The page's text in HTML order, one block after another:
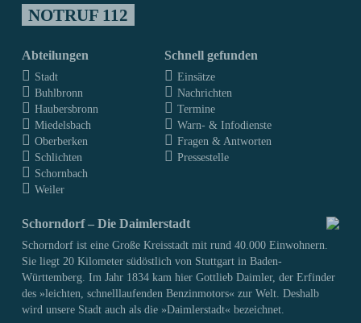
NOTRUF 112
Abteilungen
Stadt
Buhlbronn
Haubersbronn
Miedelsbach
Oberberken
Schlichten
Schornbach
Weiler
Schnell gefunden
Einsätze
Nachrichten
Termine
Warn- & Infodienste
Fragen & Antworten
Pressestelle
Schorndorf – Die Daimlerstadt
Schorndorf ist eine Große Kreisstadt mit rund 40.000 Einwohnern.
Sie liegt 20 Kilometer südöstlich von Stuttgart in Baden-
Württemberg. Im Jahr 1834 kam hier Gottlieb Daimler, der Erfinder
des »leichten, schnelllaufenden Benzinmotors« zur Welt. Deshalb
wird unsere Stadt auch als die »Daimlerstadt« bezeichnet.